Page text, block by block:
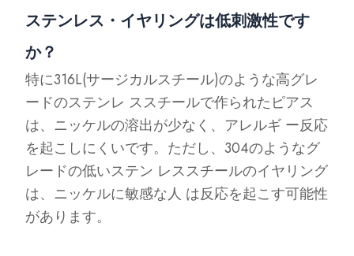
ステンレス・イヤリングは低刺激性です
か？
特に316L(サージカルスチール)のような高グレ
ードのステンレ ススチールで作られたピアス
は、ニッケルの溶出が少なく、アレルギ ー反応
を起こしにくいです。ただし、304のようなグ
レードの低いステン レススチールのイヤリング
は、ニッケルに敏感な人 は反応を起こす可能性
があります。